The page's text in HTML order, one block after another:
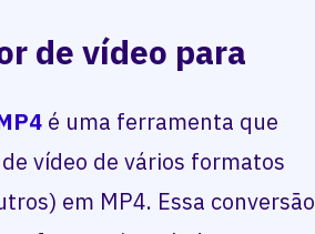
de vídeo para
é uma ferramenta que
vídeo de vários formatos
em MP4. Essa conversão